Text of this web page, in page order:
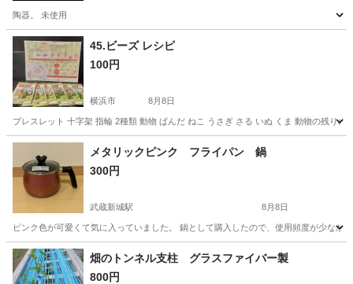
陶器。 未使用
神奈川 綾瀬市 さがみ野駅 生活雑貨
45.ビーズ レシピ
100円
横浜市 8月8日
ブレスレット 十字架 指輪 2種類 動物 ぱんだ ねこ うさぎ さる いぬ くま 動物の残りの
神奈川 横浜市 生活雑貨 レシピ
メタリックピンク フライパン 鍋
300円
武蔵新城駅 8月8日
ピンク色が可愛くて気に入っていました。 鍋として購入したので、使用頻度が少な
神奈川 川崎市 武蔵新城駅 調理器具
畑のトンネル支柱 グラスファイバー製
800円